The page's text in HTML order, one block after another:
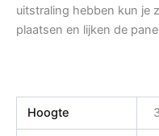
uitstraling hebben kun je
plaatsen en lijken de
Hoogte